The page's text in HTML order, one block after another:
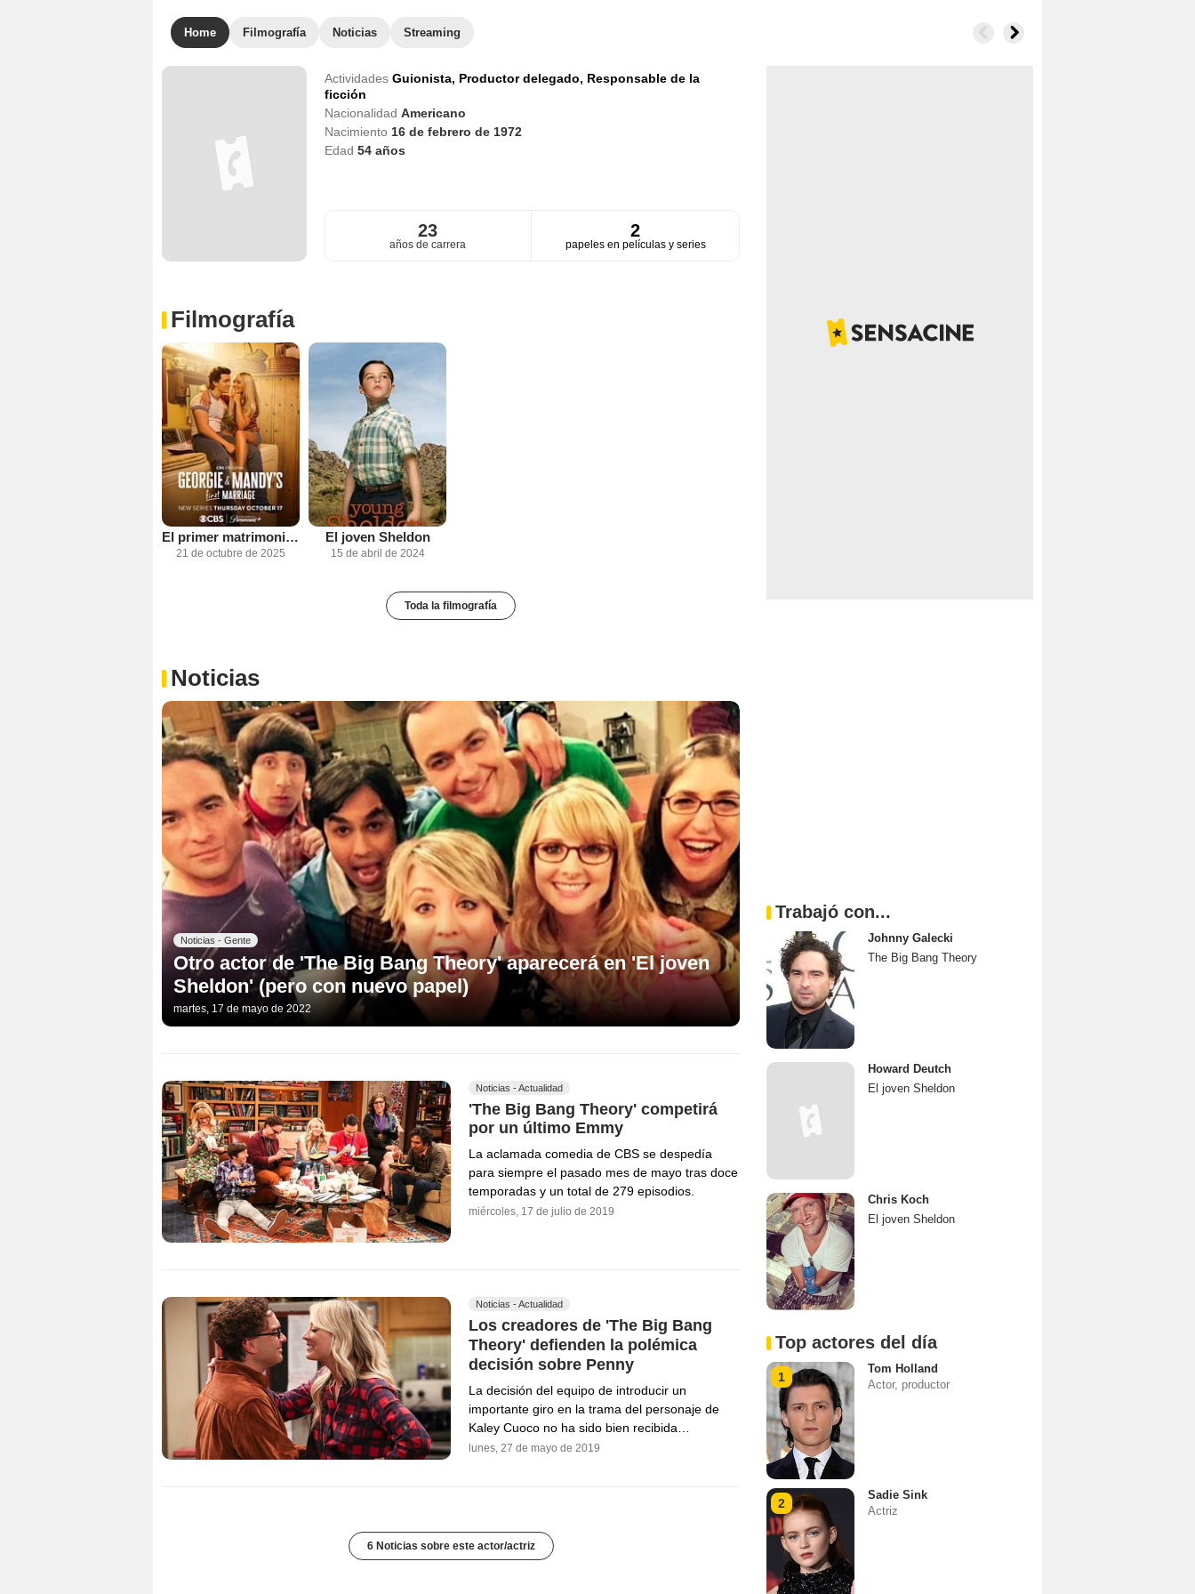
Home Filmografía Noticias Streaming
Actividades Guionista, Productor delegado, Responsable de la
ficción
Nacionalidad Americano
Nacimiento 16 de febrero de 1972
Edad 54años
23
años de carrera
2
papeles en películas y series
Filmografía
El primer matrimonio de Georgie y Mandy
21 de octubre de 2025
El joven Sheldon
15 de abril de 2024
Toda la filmografía
Noticias
Noticias - Gente
Otro actor de 'The Big Bang Theory' aparecerá en 'El joven
Sheldon' (pero con nuevo papel)
martes, 17 de mayo de 2022
Noticias - Actualidad
'The Big Bang Theory' competirá
por un último Emmy
La aclamada comedia de CBS se despedía
para siempre el pasado mes de mayo tras doce
temporadas y un total de 279 episodios.
miércoles, 17 de julio de 2019
Noticias - Actualidad
Los creadores de 'The Big Bang
Theory' defienden la polémica
decisión sobre Penny
La decisión del equipo de introducir un
importante giro en la trama del personaje de
Kaley Cuoco no ha sido bien recibida…
lunes, 27 de mayo de 2019
6 Noticias sobre este actor/actriz
Trabajó con...
Johnny Galecki
The Big Bang Theory
Howard Deutch
El joven Sheldon
Chris Koch
El joven Sheldon
Top actores del día
1
Tom Holland
Actor, productor
2
Sadie Sink
Actriz